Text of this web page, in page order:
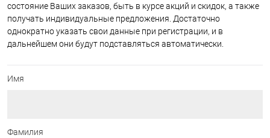
состояние Ваших заказов, быть в курсе акций и скидок, а также
получать индивидуальные предложения. Достаточно
однократно указать свои данные при регистрации, и в
дальнейшем они будут подставляться автоматически.
Имя
Фамилия